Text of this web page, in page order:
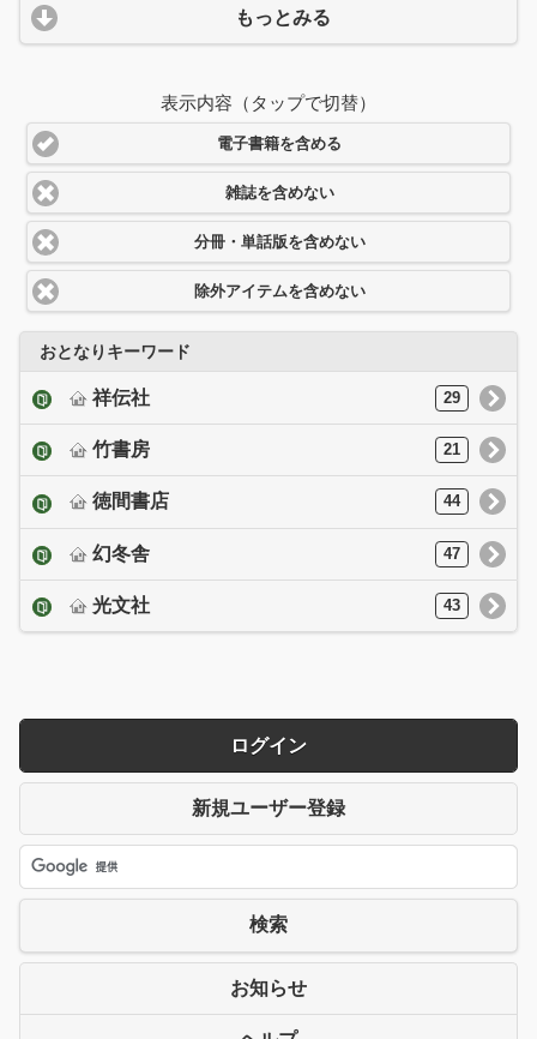
もっとみる
表示内容（タップで切替）
電子書籍を含める
雑誌を含めない
分冊・単話版を含めない
除外アイテムを含めない
おとなりキーワード
祥伝社 29
竹書房 21
徳間書店 44
幻冬舎 47
光文社 43
ログイン
新規ユーザー登録
検索
お知らせ